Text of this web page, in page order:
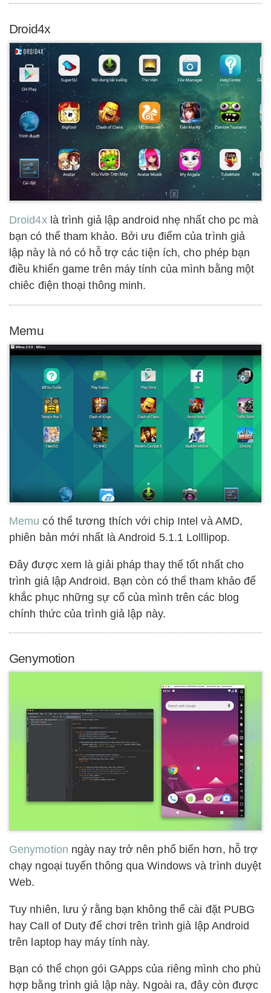
Droid4x
Droid4xlà trình giả lập android nhẹ nhất cho pc mà
bạn có thể tham khảo. Bởi ưu điểm của trình giả
lập này là nó có hỗ trợ các tiện ích, cho phép bạn
điều khiển game trên máy tính của mình bằng một
chiêc điện thoại thông minh.
Memu
Memu có thể tương thích với chip Intel và AMD,
phiên bản mới nhất là Android 5.1.1 Lolllipop.
Đây được xem là giải pháp thay thế tốt nhất cho
trình giả lập Android. Bạn còn có thể tham khảo để
khắc phục những sự cố của mình trên các blog
chính thức của trình giả lập này.
Genymotion
Genymotion ngày nay trở nên phổ biến hơn, hỗ trợ
chạy ngoại tuyến thông qua Windows và trình duyệt
Web.
Tuy nhiên, lưu ý rằng bạn không thể cài đặt PUBG
hay Call of Duty để chơi trên trình giả lập Android
trên laptop hay máy tính này.
Bạn có thể chọn gói GApps của riêng mình cho phù
hợp bằng trình giả lập này. Ngoài ra, đây còn được